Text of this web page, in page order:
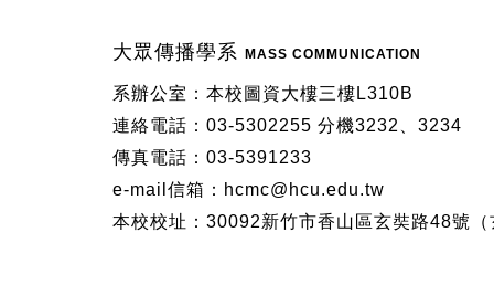
大眾傳播學系 MASS COMMUNICATION
系辦公室：本校圖資大樓三樓L310B
連絡電話：03-5302255 分機3232、3234
傳真電話：03-5391233
e-mail信箱：hcmc@hcu.edu.tw
本校校址：30092新竹市香山區玄奘路48號（